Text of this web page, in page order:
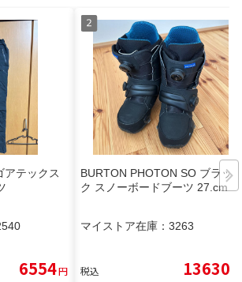
アテックス
6554円
BURTON PHOTON SO ブラッ
ク スノーボードブーツ 27.cm
マイストア在庫： 3263
税込 13630